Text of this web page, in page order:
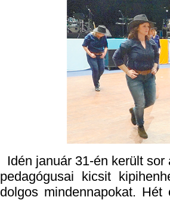
Idén január 31-én került
pedagógusai kicsit
dolgos mindennapokat.
magát a bálon, amelyen
Péter polgármester és
után az év pedagógusa
díjak átadására került sor.
Wittmann Anita Veronika,
Horváth Ildikó, a
Szegedi Zita, a Kölcsey